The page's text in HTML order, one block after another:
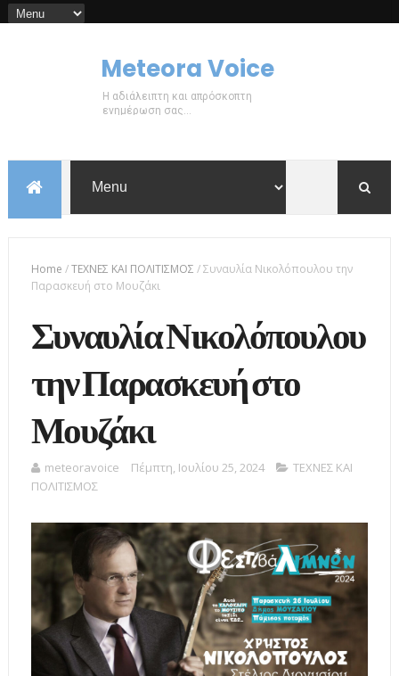
Meteora Voice
Η αδιάλειπτη και απρόσκοπτη
ενημέρωση σας...
Home /ΤΕΧΝΕΣ ΚΑΙ ΠΟΛΙΤΙΣΜΟΣ /Συναυλία Νικολόπουλου την
Παρασκευή στο Μουζάκι
Συναυλία Νικολόπουλου
την Παρασκευή στο
Μουζάκι
meteoravoice Πέμπτη, Ιουλίου 25, 2024
ΤΕΧΝΕΣ ΚΑΙ
ΠΟΛΙΤΙΣΜΟΣ